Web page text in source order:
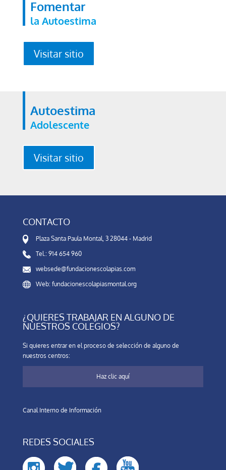
Fomentar
la Autoestima
Visitar sitio
Autoestima
Adolescente
Visitar sitio
CONTACTO
Plaza Santa Paula Montal, 3 28044 - Madrid
Tel.: 914 654 960
websede@fundacionescolapias.com
Web: fundacionescolapiasmontal.org
¿QUIERES TRABAJAR EN ALGUNO DE
NUESTROS COLEGIOS?
Si quieres entrar en el proceso de selección de alguno de
nuestros centros:
Haz clic aquí
Canal Interno de Información
REDES SOCIALES